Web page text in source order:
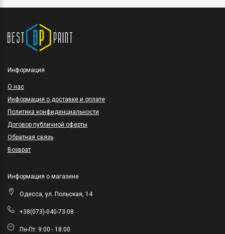
Информация
O нас
Информация о доставке и оплате
Политика конфиденциальности
Договор публичной оферты
Обратная связь
Возврат
Информация о магазине
Одесса, ул. Польская, 14
+38(073)-040-73-08
Пн-Пт: 9:00 - 18:00